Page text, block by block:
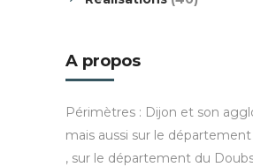
A propos
Périmètres : Dijon et son
mais aussi sur le département
, sur le département du